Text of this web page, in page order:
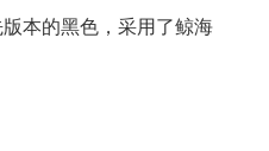
本的黑色，采用了鲸海